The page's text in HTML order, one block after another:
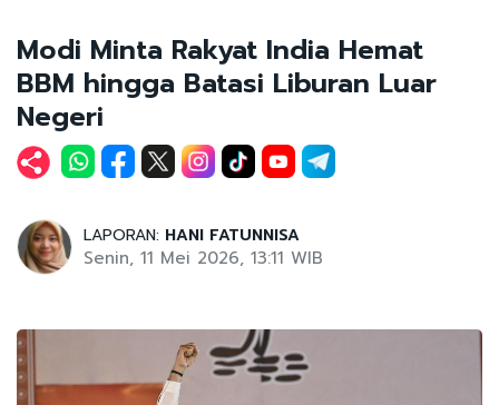
Modi Minta Rakyat India Hemat
BBM hingga Batasi Liburan Luar
Negeri
LAPORAN: HANI FATUNNISA
Senin, 11 Mei 2026, 13:11 WIB